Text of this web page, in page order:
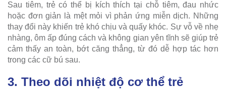
Sau tiêm, trẻ có thể bị kích thích tại chỗ tiêm, đau nhức
hoặc đơn giản là mệt mỏi vì phản ứng miễn dịch. Những
thay đổi này khiến trẻ khó chịu và quấy khóc. Sự vỗ về nhẹ
nhàng, ôm ấp đúng cách và không gian yên tĩnh sẽ giúp trẻ
cảm thấy an toàn, bớt căng thẳng, từ đó dễ hợp tác hơn
trong các cữ bú sau.
3. Theo dõi nhiệt độ cơ thể trẻ